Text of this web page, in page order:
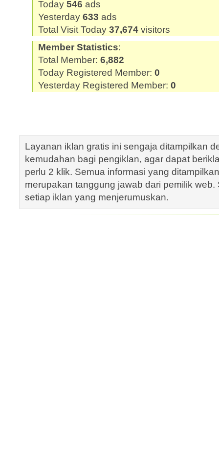
Today 546 ads
Yesterday 633 ads
Total Visit Today 37,674 visitors
Member Statistics:
Total Member: 6,882
Today Registered Member: 0
Yesterday Registered Member: 0
Layanan iklan gratis ini sengaja ditampilkan
kemudahan bagi pengiklan, agar dapat
perlu 2 klik. Semua informasi yang
merupakan tanggung jawab dari pemilik
setiap iklan yang menjerumuskan.